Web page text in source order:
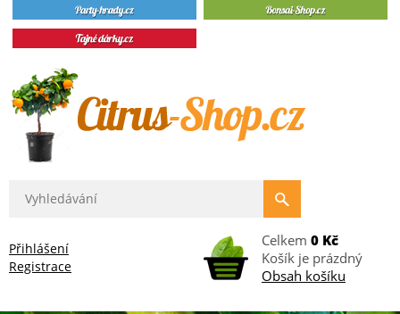
Přihlášení
Registrace
Celkem 0 Kč
Košík je prázdný
Obsah košíku